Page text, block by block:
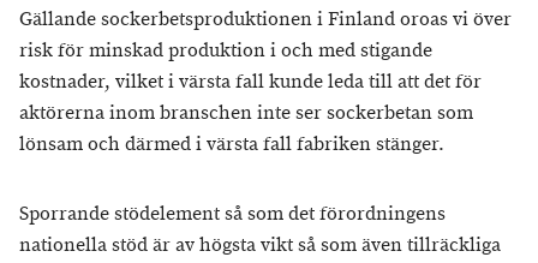
Gällande sockerbetsproduktionen i Finland oroas vi över
risk för minskad produktion i och med stigande
kostnader, vilket i värsta fall kunde leda till att det för
aktörerna inom branschen inte ser sockerbetan som
lönsam och därmed i värsta fall fabriken stänger.
Sporrande stödelement så som det förordningens
nationella stöd är av högsta vikt så som även tillräckliga